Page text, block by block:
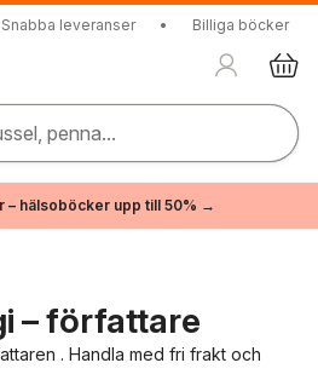
Snabba leveranser • Billiga böcker
penna...
– hälsoböcker upp till 50% →
– författare
. Handla med fri frakt och